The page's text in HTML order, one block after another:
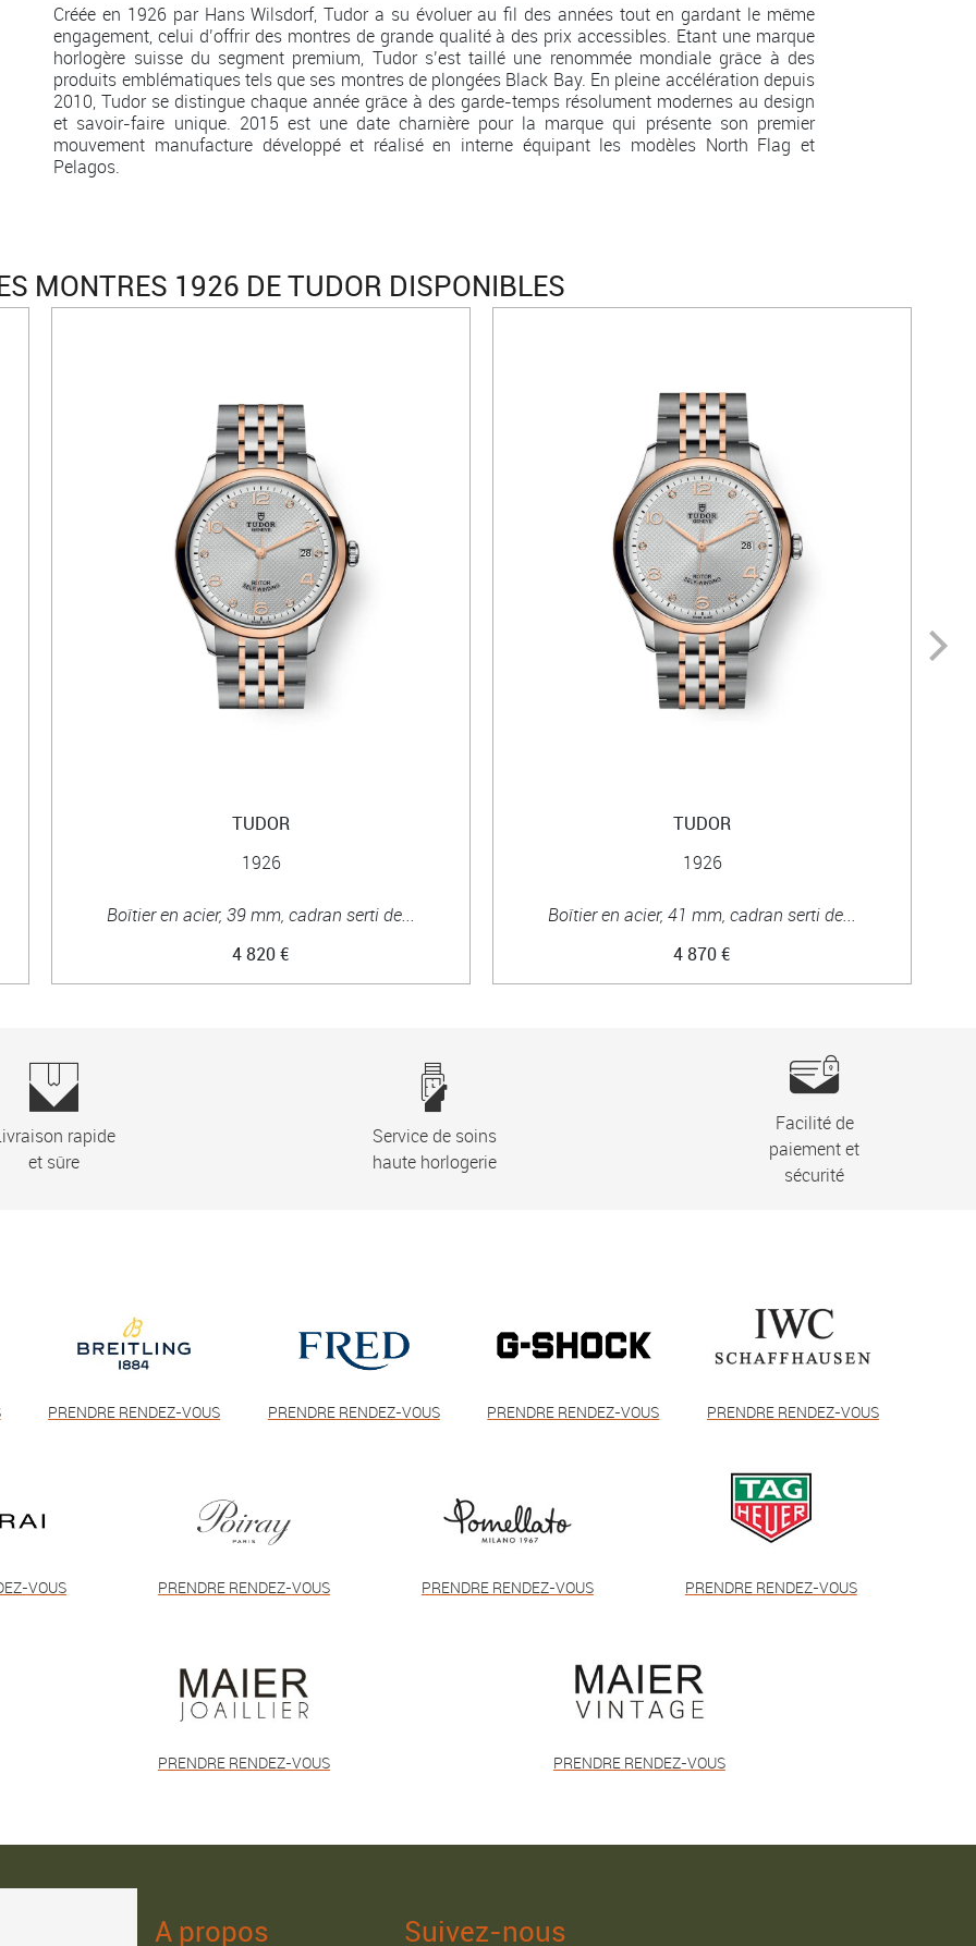
Créée en 1926 par Hans Wilsdorf, Tudor a su évoluer au fil des années tout en gardant le même
engagement, celui d’offrir des montres de grande qualité à des prix accessibles. Etant une marque
horlogère suisse du segment premium, Tudor s’est taillé une renommée mondiale grâce à des
produits emblématiques tels que ses montres de plongées Black Bay. En pleine accélération depuis
2010, Tudor se distingue chaque année grâce à des garde-temps résolument modernes au design
et savoir-faire unique. 2015 est une date charnière pour la marque qui présente son premier
mouvement manufacture développé et réalisé en interne équipant les modèles North Flag et
Pelagos.
MONTRES 1926 DE TUDOR DISPONIBLES
TUDOR
1926
Boîtier en acier, 39 mm, cadran serti de...
4 820 €
TUDOR
1926
Boîtier en acier, 41 mm, cadran serti de...
4 870 €
rapide
et sûre
Service de soins
haute horlogerie
Facilité de
paiement et
sécurité
PRENDRE RENDEZ-VOUS PRENDRE RENDEZ-VOUS PRENDRE RENDEZ-VOUS PRENDRE RENDEZ-VOUS
VOUS PRENDRE RENDEZ-VOUS PRENDRE RENDEZ-VOUS PRENDRE RENDEZ-VOUS
PRENDRE RENDEZ-VOUS PRENDRE RENDEZ-VOUS
A propos Suivez-nous